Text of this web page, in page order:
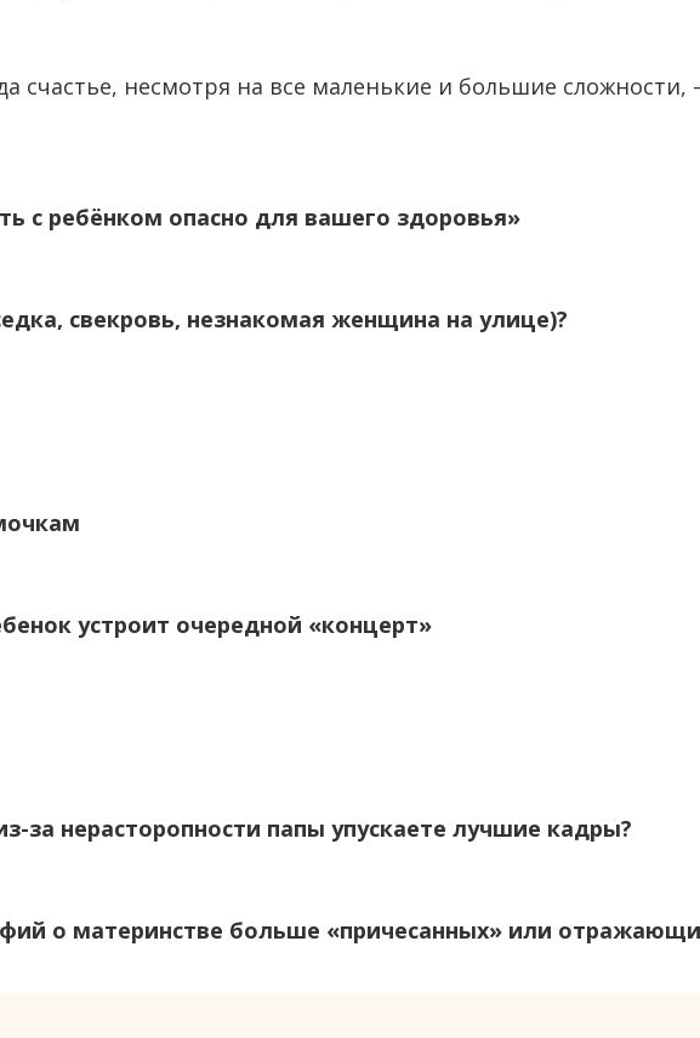
счастье, несмотря на все маленькие и большие
с ребёнком опасно для вашего здоровья»
свекровь, незнакомая женщина на улице)?
устроит очередной «концерт»
за нерасторопности папы упускаете лучшие кадры?
о материнстве больше «причесанных» или